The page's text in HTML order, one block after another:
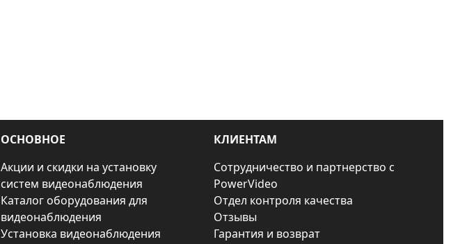
ОСНОВНОЕ
Акции и скидки на установку
систем видеонаблюдения
Каталог оборудования для
видеонаблюдения
Установка видеонаблюдения
КЛИЕНТАМ
Сотрудничество и партнерство с
PowerVideo
Отдел контроля качества
Отзывы
Гарантия и возврат